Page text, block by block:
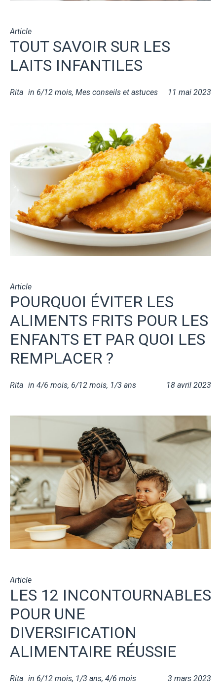
Article
TOUT SAVOIR SUR LES
LAITS INFANTILES
11 mai 2023
Rita in 6/12 mois, Mes conseils et astuces
Article
POURQUOI ÉVITER LES
ALIMENTS FRITS POUR LES
ENFANTS ET PAR QUOI LES
REMPLACER ?
18 avril 2023
Rita in 4/6 mois, 6/12 mois, 1/3 ans
Article
LES 12 INCONTOURNABLES
POUR UNE
DIVERSIFICATION
ALIMENTAIRE RÉUSSIE
3 mars 2023
Rita in 6/12 mois, 1/3 ans, 4/6 mois